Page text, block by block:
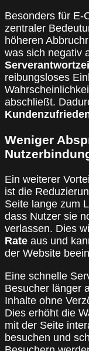
Besonders für E-
zentraler
höheren
was sich negativ
reibungsloses
abschließt.
Weniger
Ein weiterer
ist die
Seite lange zum
dass Nutzer sie
verlassen. Dies
Rate aus und
der Website
Eine schnelle
Besucher länger
Inhalte ohne
Dies erhöht die
mit der Seite
besuchen und